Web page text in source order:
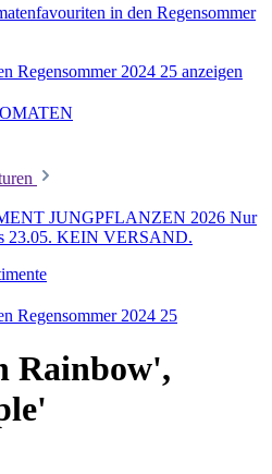
in den Regensommer
Regensommer 2024 25 anzeigen
JUNGPFLANZEN 2026 Nur
23.05. KEIN VERSAND.
Regensommer 2024 25
Rainbow',